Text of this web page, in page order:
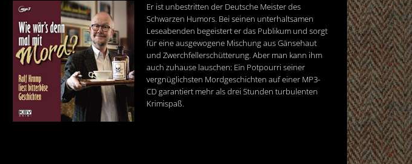
Er ist unbestritten der Deutsche Meister des
Schwarzen Humors. Bei seinen unterhaltsamen
Leseabenden begeistert er das Publikum und sorgt
für eine ausgewogene Mischung aus Gänsehaut
und Zwerchfellerschütterung. Aber man kann ihm
auch zuhause lauschen: Ein Potpourri seiner
vergnüglichsten Mordgeschichten auf einer MP3-
CD garantiert mehr als drei Stunden turbulenten
Krimispaß.